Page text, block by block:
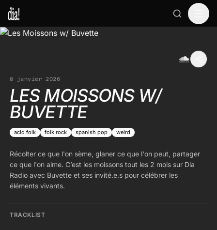
8 janvier 2026
LES MOISSONS W/
BUVETTE
acid folk folk rock spanish pop weird
Récolter ce que l'on sème, glaner ce que l'on peut, partager
ce que l'on aime. C’est les moissons tout les 2 mois sur Dia
Radio avec Buvette et ses invité.e.s pour célébrer les
éléments vivants.
TRACKLIST